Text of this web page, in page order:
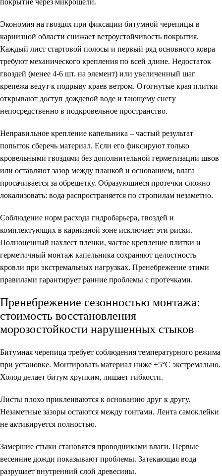
покрытие через микрощели.
Экономия на гвоздях при фиксации битумной черепицы в
карнизной области снижает ветроустойчивость покрытия.
Каждый лист стартовой полосы и первый ряд основного ковра
требуют механического крепления по всей длине. Недостаток
гвоздей (менее 4-6 шт. на элемент) или увеличенный шаг
крепежа ведут к подрыву краев ветром. Отогнутые края плитки
открывают доступ дождевой воде и тающему снегу
непосредственно в подкровельное пространство.
Неправильное крепление капельника – частый результат
попыток сберечь материал. Если его фиксируют только
кровельными гвоздями без дополнительной герметизации швов
или оставляют зазор между планкой и основанием, влага
просачивается за обрешетку. Образующиеся протечки сложно
локализовать: вода распространяется по стропилам незаметно.
Соблюдение норм расхода гидробарьера, гвоздей и
комплектующих в карнизной зоне исключает эти риски.
Полноценный нахлест пленки, частое крепление плитки и
герметичный монтаж капельника сохраняют целостность
кровли при экстремальных нагрузках. Пренебрежение этими
правилами гарантирует ранние проблемы с протечками.
Пренебрежение сезонностью монтажа:
стоимость восстановления
морозостойкости нарушенных стыков
Битумная черепица требует соблюдения температурного режима
при установке. Монтировать материал ниже +5°C экстремально.
Холод делает битум хрупким, лишает гибкости.
Листы плохо приклеиваются к основанию друг к другу.
Незаметные зазоры остаются между гонтами. Лента самоклейки
не активируется полностью.
Замершие стыки становятся проводниками влаги. Первые
весенние дожди показывают проблемы. Затекающая вода
разрушает внутренний слой древесины.